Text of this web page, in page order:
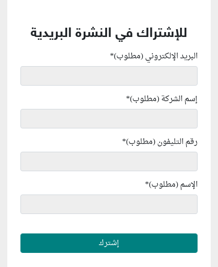
للإشتراك في النشرة البريدية
البريد الإلكتروني (مطلوب)*
إسم الشركة (مطلوب)*
رقم التليفون (مطلوب)*
الإسم (مطلوب)*